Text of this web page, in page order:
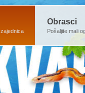
Obrasci
Pošaljite mali